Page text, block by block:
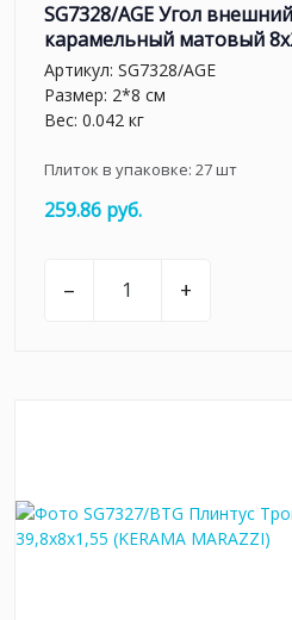
SG7328/AGE Угол
карамельный матовый
Артикул: SG7328/AGE
Размер: 2*8 см
Вес: 0.042 кг
Плиток в упаковке: 27шт
259.86 руб.
– +